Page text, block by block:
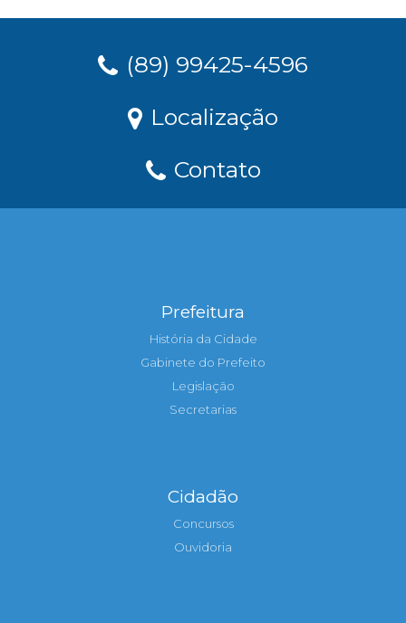
(89) 99425-4596
Localização
Contato
Prefeitura
História da Cidade
Gabinete do Prefeito
Legislação
Secretarias
Cidadão
Concursos
Ouvidoria